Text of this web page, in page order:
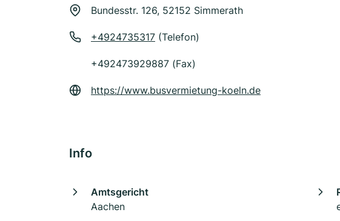
Bundesstr. 126, 52152 Simmerath
+4924735317 (Telefon)
+492473929887 (Fax)
https://www.busvermietung-koeln.de
Info
Amtsgericht
Aachen